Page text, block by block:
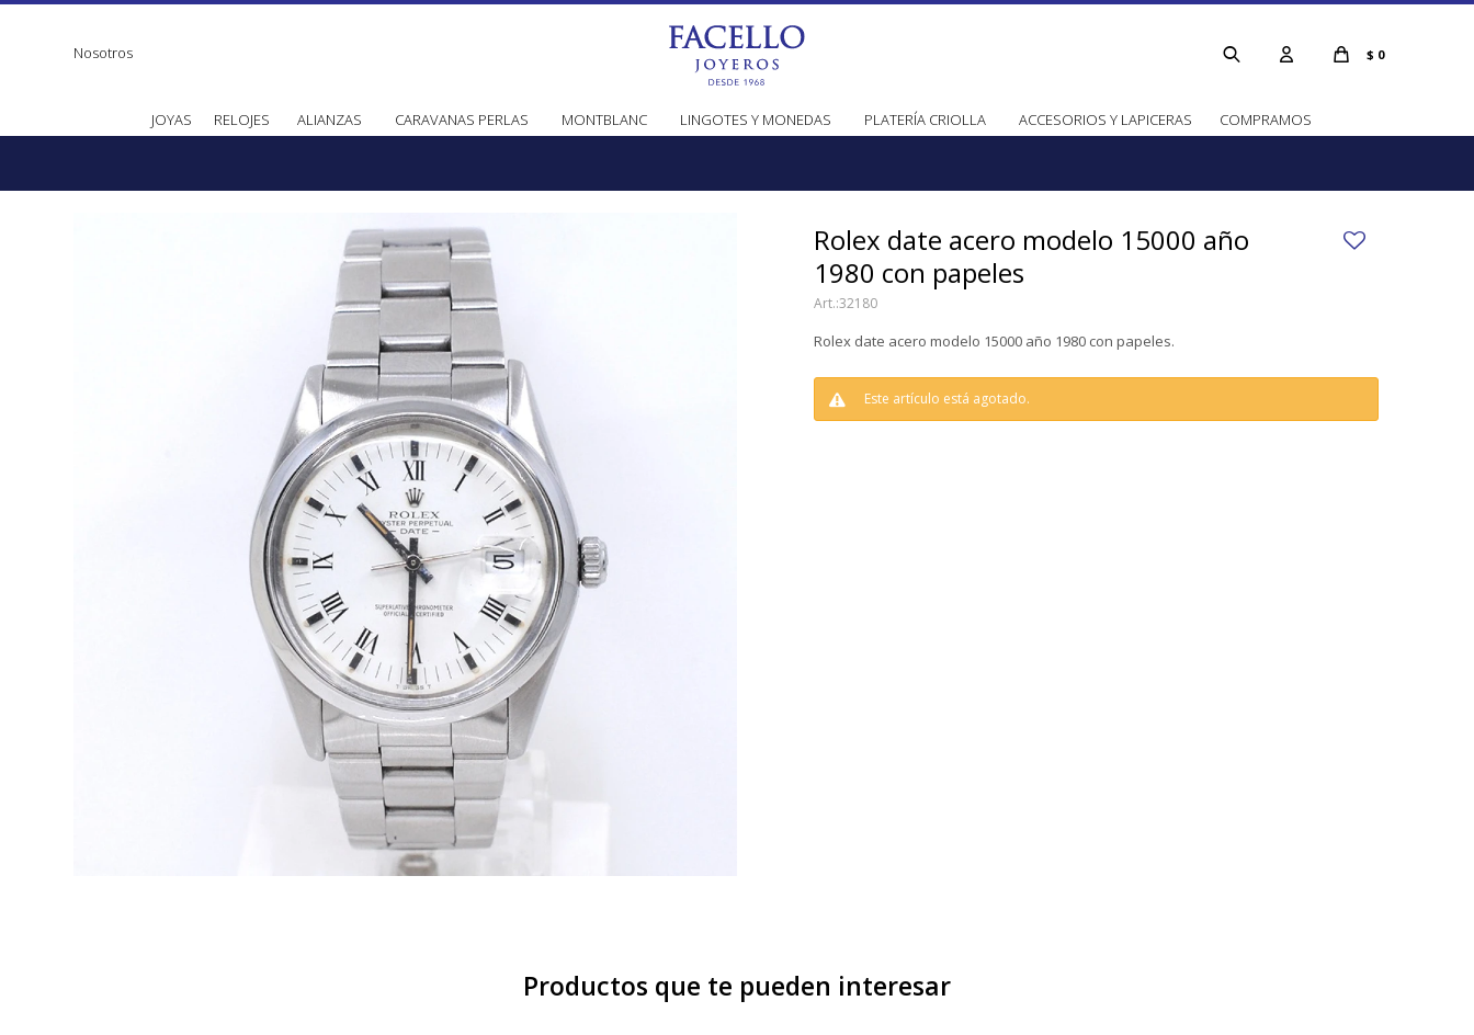
JOYAS RELOJES ALIANZAS CARAVANAS PERLAS MONTBLANC LINGOTES Y MONEDAS PLATERÍA CRIOLLA ACCESORIOS Y LAPICERAS COMPRAMOS
$ 0
Nosotros
Rolex date acero modelo 15000 año
1980 con papeles
32180
Rolex date acero modelo 15000 año 1980 con papeles.
Este artículo está agotado.
Productos que te pueden interesar